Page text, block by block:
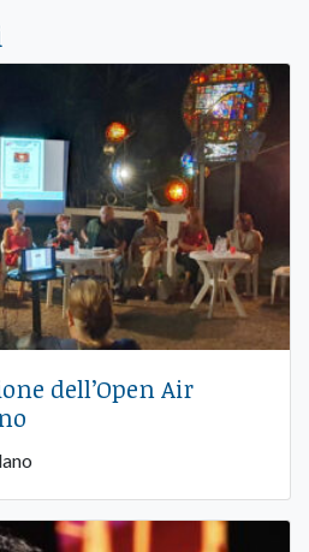
dell’Open Air